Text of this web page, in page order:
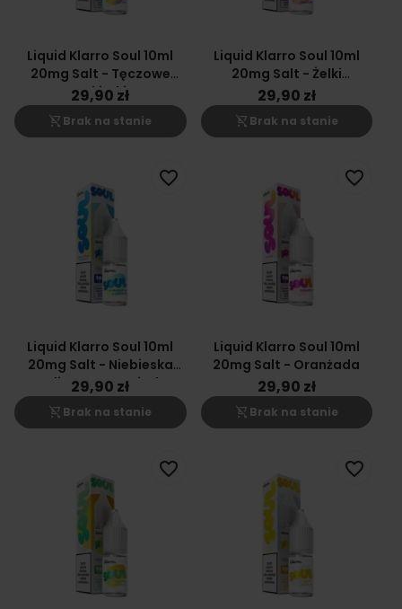
Liquid Klarro Soul 10ml
20mg Salt - Tęczowe
Cukierki
29,90 zł
shopping_cart_off Brak na stanie
Liquid Klarro Soul 10ml
20mg Salt - Żelki
Owocowe
29,90 zł
shopping_cart_off Brak na stanie
Liquid Klarro Soul 10ml
20mg Salt - Niebieska
Malina & Lemoniada
29,90 zł
shopping_cart_off Brak na stanie
favorite_border
Liquid Klarro Soul 10ml
20mg Salt - Oranżada
29,90 zł
shopping_cart_off Brak na stanie
favorite_border
favorite_border favorite_border